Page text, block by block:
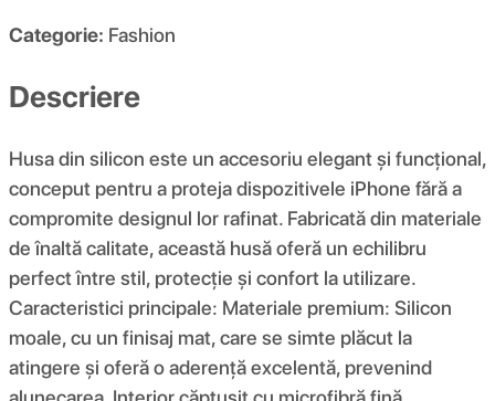
Categorie: Fashion
Descriere
Husa din silicon este un accesoriu elegant și funcțional,
conceput pentru a proteja dispozitivele iPhone fără a
compromite designul lor rafinat. Fabricată din materiale
de înaltă calitate, această husă oferă un echilibru
perfect între stil, protecție și confort la utilizare.
Caracteristici principale: Materiale premium: Silicon
moale, cu un finisaj mat, care se simte plăcut la
atingere și oferă o aderență excelentă, prevenind